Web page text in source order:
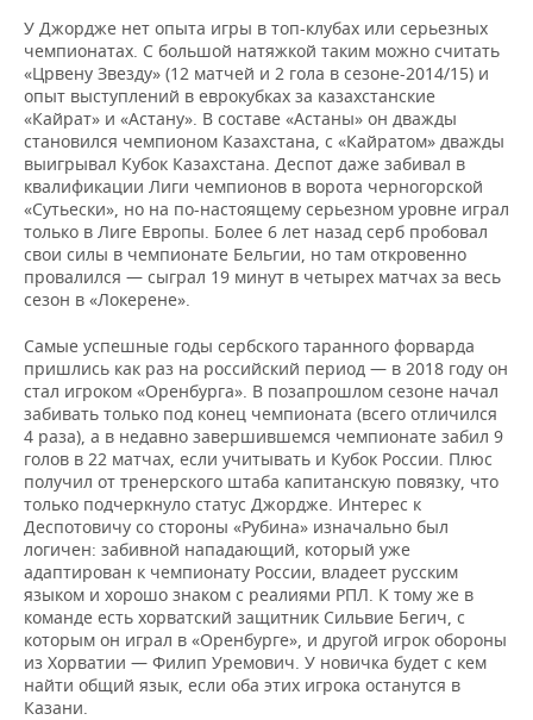
У Джордже нет опыта игры в топ-клубах или серьезных
чемпионатах. С большой натяжкой таким можно считать
«Црвену Звезду» (12 матчей и 2 гола в сезоне-2014/15) и
опыт выступлений в еврокубках за казахстанские
«Кайрат» и «Астану». В составе «Астаны» он дважды
становился чемпионом Казахстана, с «Кайратом» дважды
выигрывал Кубок Казахстана. Деспот даже забивал в
квалификации Лиги чемпионов в ворота черногорской
«Сутьески», но на по-настоящему серьезном уровне играл
только в Лиге Европы. Более 6 лет назад серб пробовал
свои силы в чемпионате Бельгии, но там откровенно
провалился — сыграл 19 минут в четырех матчах за весь
сезон в «Локерене».
Самые успешные годы сербского таранного форварда
пришлись как раз на российский период — в 2018 году он
стал игроком «Оренбурга». В позапрошлом сезоне начал
забивать только под конец чемпионата (всего отличился
4 раза), а в недавно завершившемся чемпионате забил 9
голов в 22 матчах, если учитывать и Кубок России. Плюс
получил от тренерского штаба капитанскую повязку, что
только подчеркнуло статус Джордже. Интерес к
Деспотовичу со стороны «Рубина» изначально был
логичен: забивной нападающий, который уже
адаптирован к чемпионату России, владеет русским
языком и хорошо знаком с реалиями РПЛ. К тому же в
команде есть хорватский защитник Сильвие Бегич, с
которым он играл в «Оренбурге», и другой игрок обороны
из Хорватии — Филип Уремович. У новичка будет с кем
найти общий язык, если оба этих игрока останутся в
Казани.